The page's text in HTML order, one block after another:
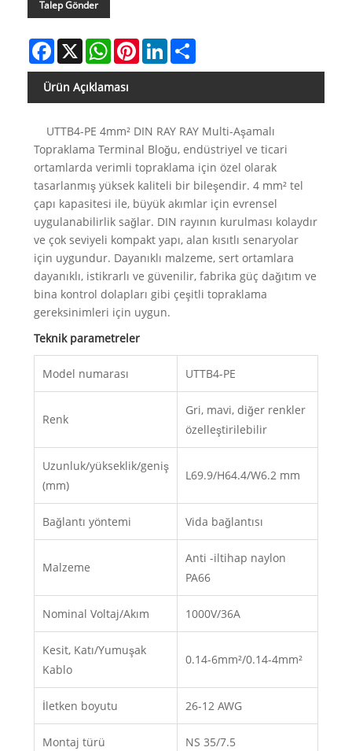
Talep Gönder
Facebook
X WhatsAppPinterestLinkedIn
Ürün Açıklaması
UTTB4-PE 4mm² DIN RAY RAY Multi-Aşamalı
Topraklama Terminal Bloğu, endüstriyel ve ticari
ortamlarda verimli topraklama için özel olarak
tasarlanmış yüksek kaliteli bir bileşendir. 4 mm² tel
çapı kapasitesi ile, büyük akımlar için evrensel
uygulanabilirlik sağlar. DIN rayının kurulması kolaydır
ve çok seviyeli kompakt yapı, alan kısıtlı senaryolar
için uygundur. Dayanıklı malzeme, sert ortamlara
dayanıklı, istikrarlı ve güvenilir, fabrika güç dağıtım ve
bina kontrol dolapları gibi çeşitli topraklama
gereksinimleri için uygun.
Teknik parametreler
Model numarası UTTB4-PE
Renk
Gri, mavi, diğer renkler
özelleştirilebilir
Uzunluk/yükseklik/geniş
(mm)
L69.9/H64.4/W6.2 mm
Bağlantı yöntemi Vida bağlantısı
Malzeme
Anti -iltihap naylon
PA66
Nominal Voltaj/Akım 1000V/36A
Kesit, Katı/Yumuşak
Kablo
0.14-6mm²/0.14-4mm²
İletken boyutu 26-12 AWG
Montaj türü NS 35/7.5